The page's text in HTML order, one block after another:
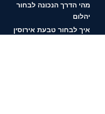
מהי הדרך הנכונה לבחור
יהלום
איך לבחור טבעת אירוסין